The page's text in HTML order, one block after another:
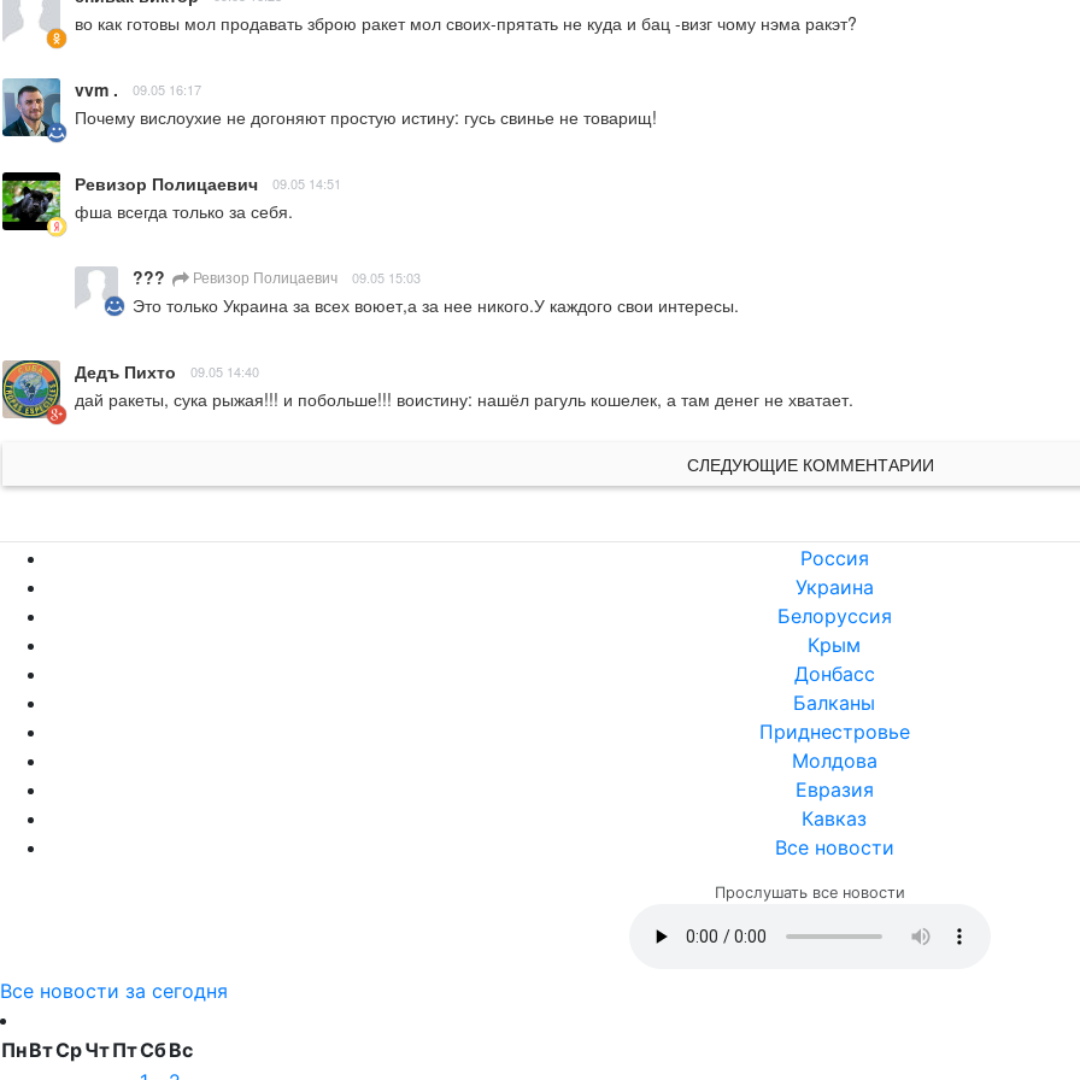
во как готовы мол продавать зброю ракет мол своих-прятать не куда и бац -визг чому нэма ракэт?
vvm . 09.05 16:17
Почему вислоухие не догоняют простую истину: гусь свинье не товарищ!
Ревизор Полицаевич 09.05 14:51
фша всегда только за себя.
??? Ревизор Полицаевич 09.05 15:03
Это только Украина за всех воюет,а за нее никого.У каждого свои интересы.
Дедъ Пихто 09.05 14:40
дай ракеты, сука рыжая!!! и побольше!!! воистину: нашёл рагуль кошелек, а там денег не хватает.
СЛЕДУЮЩИЕ КОММЕНТАРИИ
Россия
Украина
Белоруссия
Крым
Донбасс
Балканы
Приднестровье
Молдова
Евразия
Кавказ
Все новости
Прослушать все новости
Все новости за сегодня
ПнВтСрЧтПтСбВс